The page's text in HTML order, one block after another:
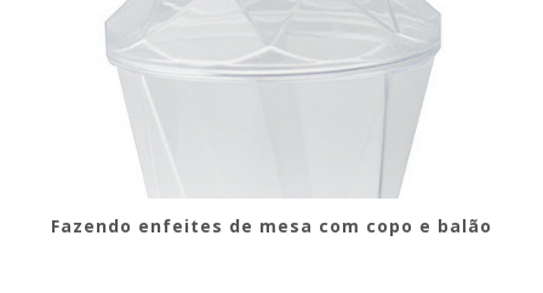
Fazendo enfeites de mesa com copo e balão